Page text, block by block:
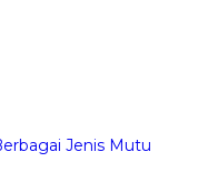
Jenis Mutu